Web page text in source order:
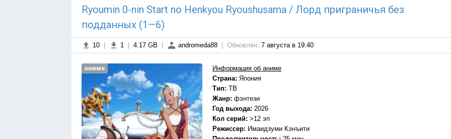
Ryoumin 0-nin Start no Henkyou Ryoushusama / Лорд приграничья без
подданных (1—6)
10 1 4.17 GB andromeda88 Обновлён: 7 августа в 19:40
аниме
Информация об аниме
Страна: Япония
Тип: ТВ
Жанр: фэнтези
Год выхода: 2026
Кол серий: >12 эп
Режиссер: Имаидзуми Кэнъити